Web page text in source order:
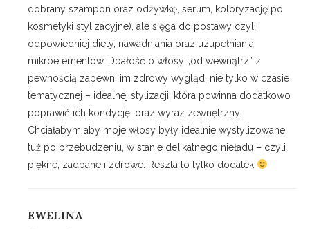
dobrany szampon oraz odżywkę, serum, koloryzację po
kosmetyki stylizacyjne), ale sięga do postawy czyli
odpowiedniej diety, nawadniania oraz uzupełniania
mikroelementów. Dbałość o włosy „od wewnątrz” z
pewnością zapewni im zdrowy wygląd, nie tylko w czasie
tematycznej – idealnej stylizacji, która powinna dodatkowo
poprawić ich kondycję, oraz wyraz zewnętrzny.
Chciałabym aby moje włosy były idealnie wystylizowane,
tuż po przebudzeniu, w stanie delikatnego nieładu – czyli
piękne, zadbane i zdrowe. Reszta to tylko dodatek
EWELINA